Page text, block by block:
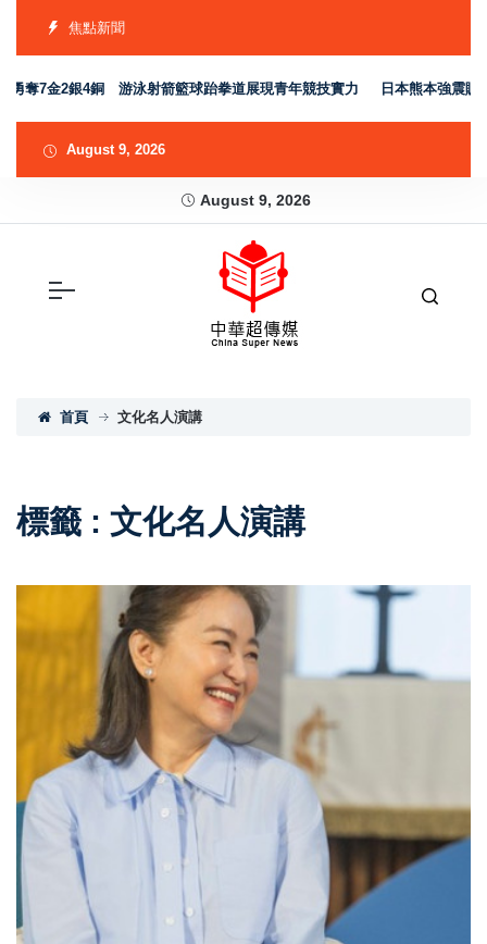
焦點新聞
奪7金2銀4銅 游泳射箭籃球跆拳道展現青年競技實力 日本熊本強震賑
August 9, 2026
August 9, 2026
首頁 文化名人演講
標籤 : 文化名人演講